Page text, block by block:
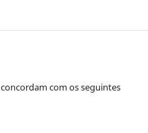
com os seguintes